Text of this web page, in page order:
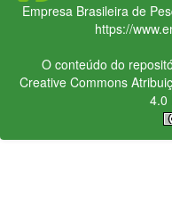
Empresa Brasileira de
https://
O conteúdo do
Creative Commons
4.0